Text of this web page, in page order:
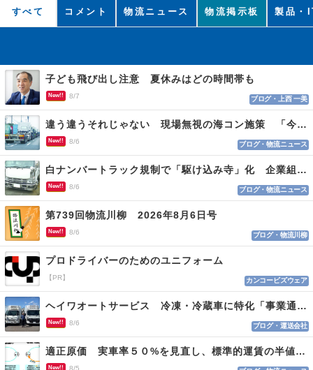
すべて コメント 物流ニュース 物流掲示板 製品・
子ども飛び出し注意 夏休みはどの時間帯も
New!! 8/7 ブログ・上西 一美
違う違うそれじゃない 現場無視の海コン施策 「今でも平均２～３時間は待つ」
New!! 8/6 ブログ・物流ニュース
白ナンバートラック規制で「駆け込み寺」化 企業組合が入会基準を見直しへ
New!! 8/6 ブログ・物流ニュース
第739回物流川柳 2026年8月6日号
New!! 8/6 ブログ・物流川柳
プロドライバーのためのユニフォーム
【PR】 カンコービズウェア
ヘイワオートサービス 冷凍・冷蔵車に特化「事業通じ貢献目指す」
New!! 8/6 ブログ・運送会社
適正原価 実車率５０%を見直し、標準的運賃の半値の恐れも
New!! 8/5